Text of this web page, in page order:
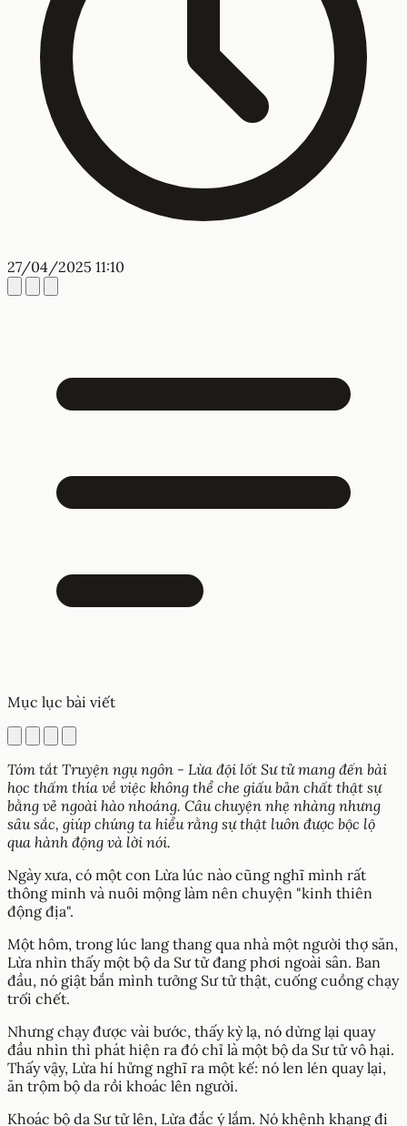
27/04/2025 11:10
Mục lục bài viết
Tóm tắt Truyện ngụ ngôn - Lừa đội lốt Sư tử mang đến bài
học thấm thía về việc không thể che giấu bản chất thật sự
bằng vẻ ngoài hào nhoáng. Câu chuyện nhẹ nhàng nhưng
sâu sắc, giúp chúng ta hiểu rằng sự thật luôn được bộc lộ
qua hành động và lời nói.
Ngày xưa, có một con Lừa lúc nào cũng nghĩ mình rất
thông minh và nuôi mộng làm nên chuyện "kinh thiên
động địa".
Một hôm, trong lúc lang thang qua nhà một người thợ săn,
Lừa nhìn thấy một bộ da Sư tử đang phơi ngoài sân. Ban
đầu, nó giật bắn mình tưởng Sư tử thật, cuống cuồng chạy
trối chết.
Nhưng chạy được vài bước, thấy kỳ lạ, nó dừng lại quay
đầu nhìn thì phát hiện ra đó chỉ là một bộ da Sư tử vô hại.
Thấy vậy, Lừa hí hửng nghĩ ra một kế: nó len lén quay lại,
ăn trộm bộ da rồi khoác lên người.
Khoác bộ da Sư tử lên, Lừa đắc ý lắm. Nó khệnh khạng đi